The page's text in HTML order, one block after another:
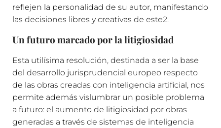
reflejen la personalidad de su autor, manifestando
las decisiones libres y creativas de este2.
Un futuro marcado por la litigiosidad
Esta utilísima resolución, destinada a ser la base
del desarrollo jurisprudencial europeo respecto
de las obras creadas con inteligencia artificial, nos
permite además vislumbrar un posible problema
a futuro: el aumento de litigiosidad por obras
generadas a través de sistemas de inteligencia